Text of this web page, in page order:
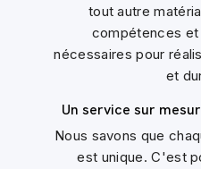
tout autre
compétences
nécessaires pour
et
Un service sur
Nous savons que
est unique. C'est